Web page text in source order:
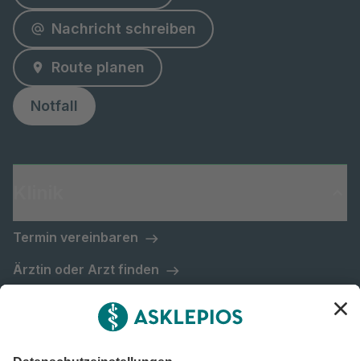
Nachricht schreiben
Route planen
Notfall
Termin vereinbaren
Ärztin oder Arzt finden